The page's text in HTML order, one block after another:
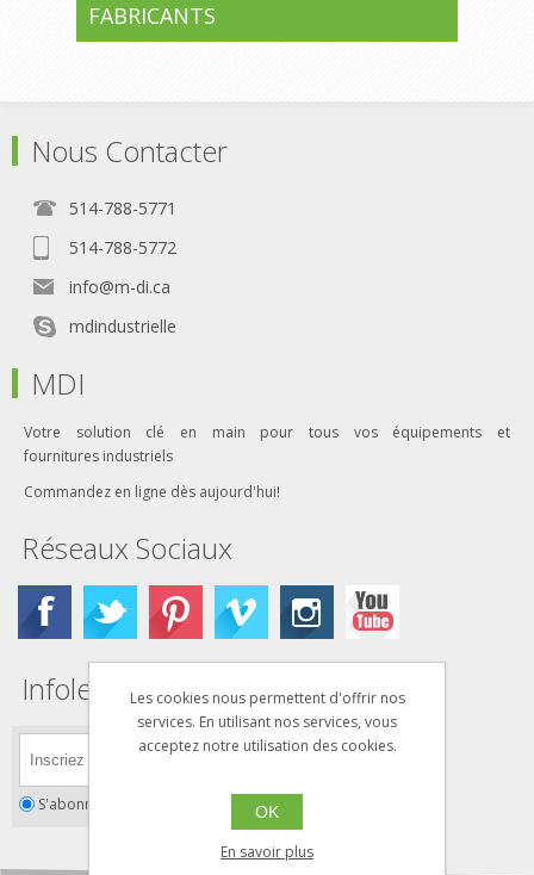
FABRICANTS
Nous Contacter
514-788-5771
514-788-5772
info@m-di.ca
mdindustrielle
MDI
Votre solution clé en main pour tous vos équipements et
fournitures industriels
Commandez en ligne dès aujourd'hui!
Réseaux Sociaux
Infolettre
S'abonner
Les cookies nous permettent d'offrir nos
services. En utilisant nos services, vous
acceptez notre utilisation des cookies.
OK
En savoir plus